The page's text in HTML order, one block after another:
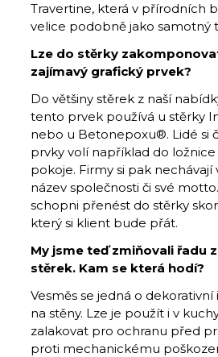
Travertine, která v přírodních
velice podobně jako samotný
Lze do stěrky
zajímavý grafický prvek?
Do většiny stěrek z naší
tento prvek používá u stěrky
nebo u Betonepoxu®. Lidé si
prvky volí například do
pokoje. Firmy si pak
název společnosti či své
schopni přenést do stěrky
který si klient bude přát.
My jsme teď zmiňovali řadu
stěrek. Kam se která hodí?
Vesměs se jedná o
na stěny. Lze je použít i v
zalakovat pro ochranu před
proti mechanickému